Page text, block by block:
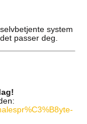
system
passer deg.